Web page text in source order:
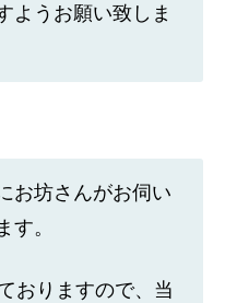
ようお願い致しま
お坊さんがお伺い
す。
おりますので、当